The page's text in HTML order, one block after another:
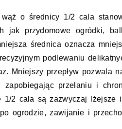
o średnicy 1/2 cala
jak przydomowe ogródki,
średnica oznacza
podlewaniu
Mniejszy przepływ pozwala
zapobiegając przelaniu i
1/2 cala są zazwyczaj lżejsze
ogrodzie, zawijanie i